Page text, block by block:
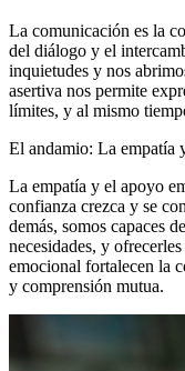
La comunicación es la
del diálogo y el
inquietudes y nos
asertiva nos permite
límites, y al mismo
El andamio: La empatía
La empatía y el apoyo
confianza crezca y se
demás, somos capaces
necesidades, y
emocional fortalecen la
y comprensión mutua.